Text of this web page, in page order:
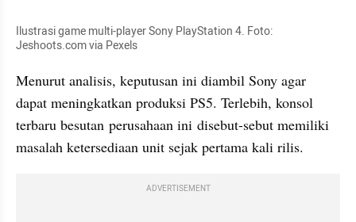
Ilustrasi game multi-player Sony PlayStation 4. Foto:
Jeshoots.com via Pexels
Menurut analisis, keputusan ini diambil Sony agar
dapat meningkatkan produksi PS5. Terlebih, konsol
terbaru besutan perusahaan ini disebut-sebut memiliki
masalah ketersediaan unit sejak pertama kali rilis.
ADVERTISEMENT